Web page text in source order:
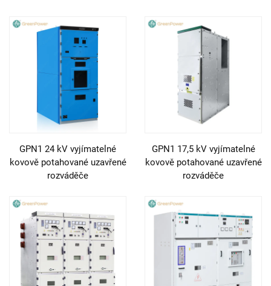
GPN1 24 kV vyjímatelné
kovově potahované uzavřené
rozváděče
GPN1 17,5 kV vyjímatelné
kovově potahované uzavřené
rozváděče